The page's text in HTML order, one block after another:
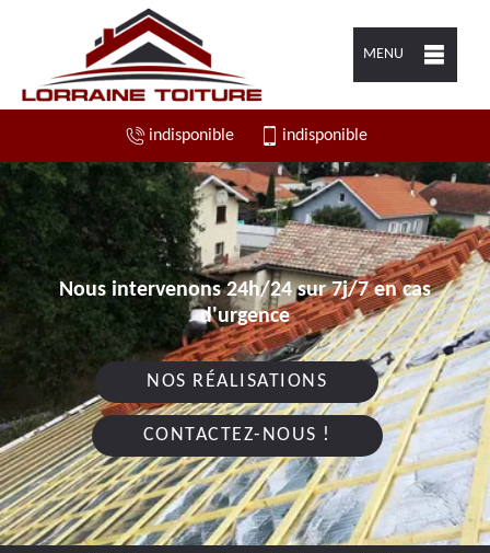
MENU
indisponible indisponible
Nous intervenons 24h/24 sur 7j/7 en cas
d'urgence
NOS RÉALISATIONS
CONTACTEZ-NOUS !